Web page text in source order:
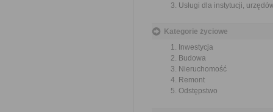
Usługi dla instytucji,
Kategorie życiowe
Inwestycja
Budowa
Nieruchomość
Remont
Odstępstwo